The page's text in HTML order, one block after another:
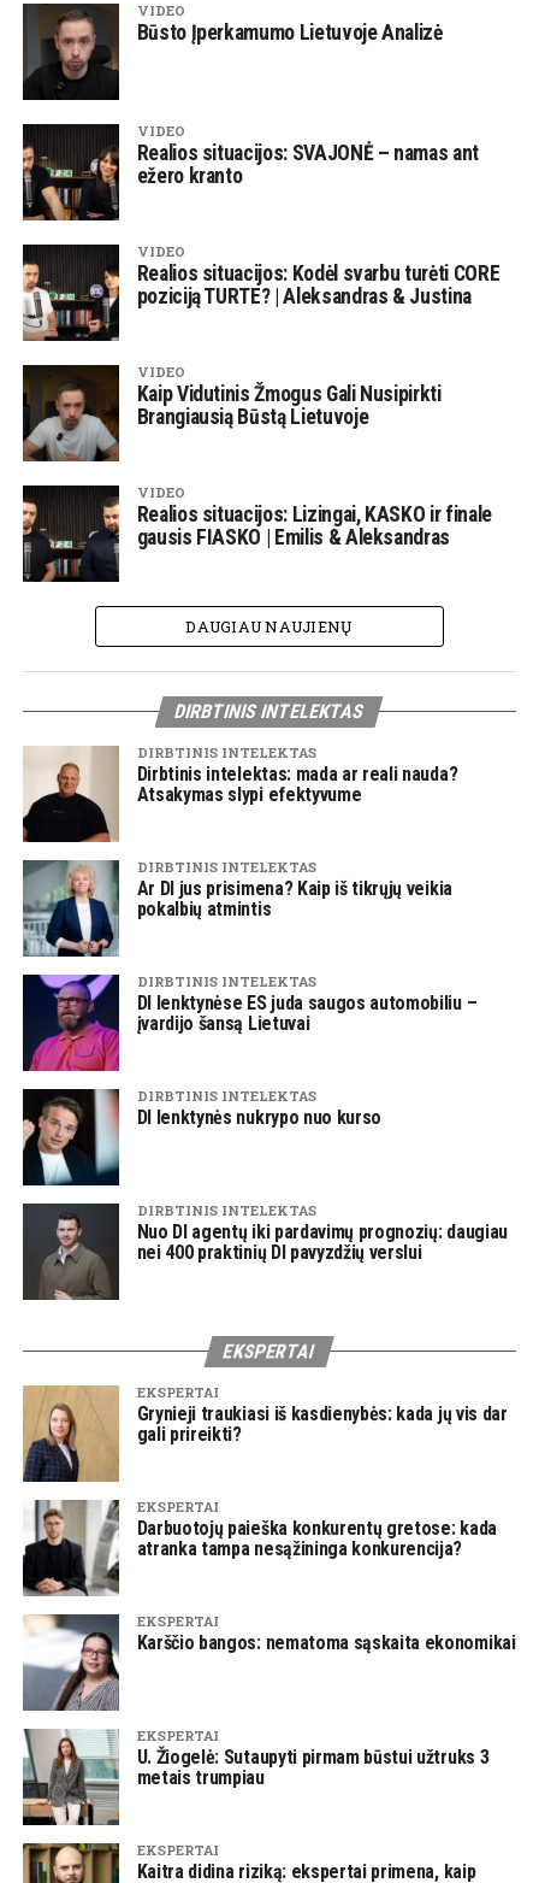
VIDEO
Būsto Įperkamumo Lietuvoje Analizė
VIDEO
Realios situacijos: SVAJONĖ – namas ant
ežero kranto
VIDEO
Realios situacijos: Kodėl svarbu turėti CORE
poziciją TURTE? | Aleksandras & Justina
VIDEO
Kaip Vidutinis Žmogus Gali Nusipirkti
Brangiausią Būstą Lietuvoje
VIDEO
Realios situacijos: Lizingai, KASKO ir finale
gausis FIASKO | Emilis & Aleksandras
DAUGIAU NAUJIENŲ
DIRBTINIS INTELEKTAS
DIRBTINIS INTELEKTAS
Dirbtinis intelektas: mada ar reali nauda?
Atsakymas slypi efektyvume
DIRBTINIS INTELEKTAS
Ar DI jus prisimena? Kaip iš tikrųjų veikia
pokalbių atmintis
DIRBTINIS INTELEKTAS
DI lenktynėse ES juda saugos automobiliu –
įvardijo šansą Lietuvai
DIRBTINIS INTELEKTAS
DI lenktynės nukrypo nuo kurso
DIRBTINIS INTELEKTAS
Nuo DI agentų iki pardavimų prognozių: daugiau
nei 400 praktinių DI pavyzdžių verslui
EKSPERTAI
EKSPERTAI
Grynieji traukiasi iš kasdienybės: kada jų vis dar
gali prireikti?
EKSPERTAI
Darbuotojų paieška konkurentų gretose: kada
atranka tampa nesąžininga konkurencija?
EKSPERTAI
Karščio bangos: nematoma sąskaita ekonomikai
EKSPERTAI
U. Žiogelė: Sutaupyti pirmam būstui užtruks 3
metais trumpiau
EKSPERTAI
Kaitra didina riziką: ekspertai primena, kaip